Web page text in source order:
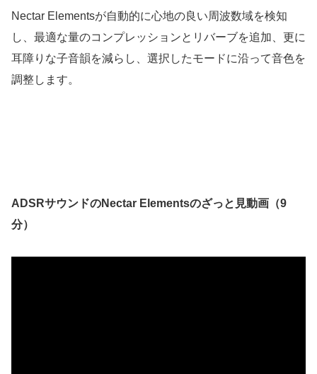
Nectar Elementsが自動的に心地の良い周波数域を検知
し、最適な量のコンプレッションとリバーブを追加、更に
耳障りな子音韻を減らし、選択したモードに沿って音色を
調整します。
ADSRサウンドのNectar Elementsのざっと見動画（9
分）